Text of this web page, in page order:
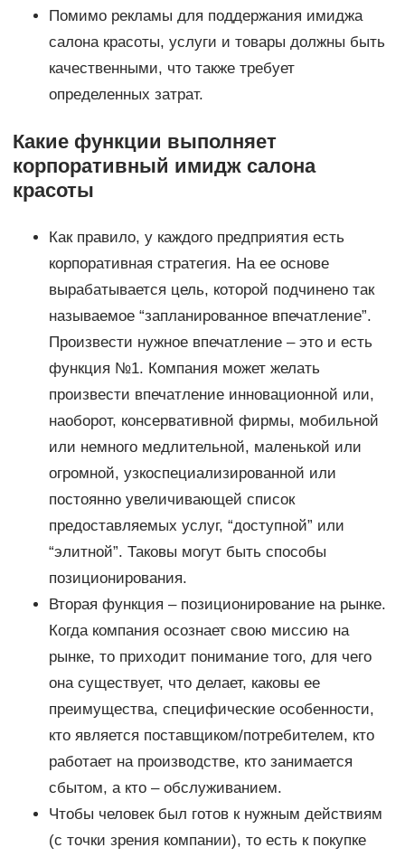
Помимо рекламы для поддержания имиджа
салона красоты, услуги и товары должны быть
качественными, что также требует
определенных затрат.
Какие функции выполняет
корпоративный имидж салона
красоты
Как правило, у каждого предприятия есть
корпоративная стратегия. На ее основе
вырабатывается цель, которой подчинено так
называемое “запланированное впечатление”.
Произвести нужное впечатление – это и есть
функция №1. Компания может желать
произвести впечатление инновационной или,
наоборот, консервативной фирмы, мобильной
или немного медлительной, маленькой или
огромной, узкоспециализированной или
постоянно увеличивающей список
предоставляемых услуг, “доступной” или
“элитной”. Таковы могут быть способы
позиционирования.
Вторая функция – позиционирование на рынке.
Когда компания осознает свою миссию на
рынке, то приходит понимание того, для чего
она существует, что делает, каковы ее
преимущества, специфические особенности,
кто является поставщиком/потребителем, кто
работает на производстве, кто занимается
сбытом, а кто – обслуживанием.
Чтобы человек был готов к нужным действиям
(с точки зрения компании), то есть к покупке